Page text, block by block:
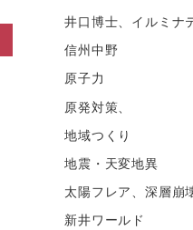
井口博士、イルミナ
信州中野
原子力
原発対策、
地域つくり
地震・天変地異
太陽フレア、深層崩
新井ワールド